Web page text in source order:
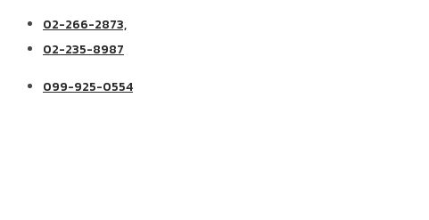
02-266-2873,
02-235-8987
099-925-0554